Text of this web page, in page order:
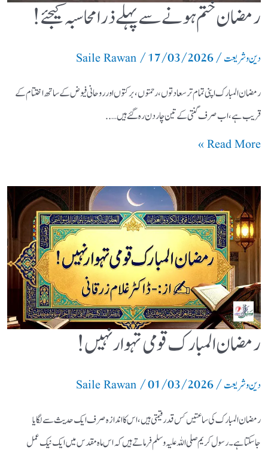
رمضان ختم ہونے سے پہلے ذرا محاسبہ کیجئے !
دین و شریعت/
Saile Rawan /17/03/2026
رمضان المبارک اپنی تمام تر سعادتوں ،رحمتوں، برکتوں اور روحانی فیوض کے ساتھ اختتام کے
قریب ہے، اب صرف گنتی کے تین چار دن رہ گئے ہیں …..
Read More »
رمضان المبارک قومی تہوار نہیں !
دین و شریعت/
Saile Rawan /01/03/2026
رمضان المبارک کی ساعتیں کس قدر قیمتی ہیں ، اس کا اندازہ صرف ایک حدیث سے لگایا
جاسکتاہے ۔ رسول کریم صلی اللہ علیہ وسلم فرماتے ہیں کہ اس ماہ مقدس میں ایک نیک عمل